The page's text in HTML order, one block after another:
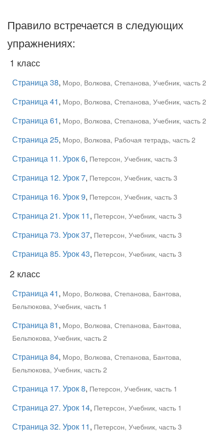
Правило встречается в следующих
упражнениях:
1 класс
Страница 38, Моро, Волкова, Степанова, Учебник, часть 2
Страница 41, Моро, Волкова, Степанова, Учебник, часть 2
Страница 61, Моро, Волкова, Степанова, Учебник, часть 2
Страница 25, Моро, Волкова, Рабочая тетрадь, часть 2
Страница 11. Урок 6, Петерсон, Учебник, часть 3
Страница 12. Урок 7, Петерсон, Учебник, часть 3
Страница 16. Урок 9, Петерсон, Учебник, часть 3
Страница 21. Урок 11, Петерсон, Учебник, часть 3
Страница 73. Урок 37, Петерсон, Учебник, часть 3
Страница 85. Урок 43, Петерсон, Учебник, часть 3
2 класс
Страница 41, Моро, Волкова, Степанова, Бантова,
Бельтюкова, Учебник, часть 1
Страница 81, Моро, Волкова, Степанова, Бантова,
Бельтюкова, Учебник, часть 2
Страница 84, Моро, Волкова, Степанова, Бантова,
Бельтюкова, Учебник, часть 2
Страница 17. Урок 8, Петерсон, Учебник, часть 1
Страница 27. Урок 14, Петерсон, Учебник, часть 1
Страница 32. Урок 11, Петерсон, Учебник, часть 3